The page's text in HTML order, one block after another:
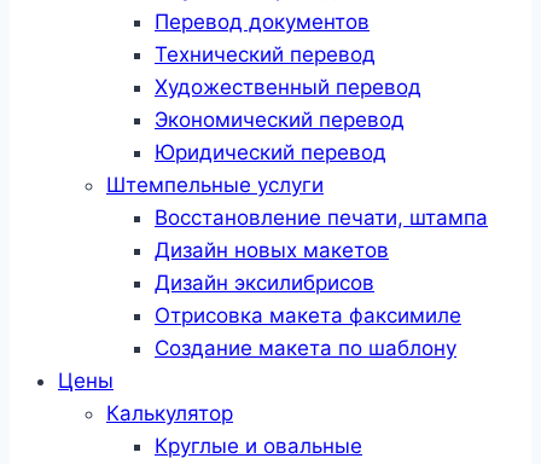
Перевод документов
Технический перевод
Художественный перевод
Экономический перевод
Юридический перевод
Штемпельные услуги
Восстановление печати, штампа
Дизайн новых макетов
Дизайн эксилибрисов
Отрисовка макета факсимиле
Создание макета по шаблону
Цены
Калькулятор
Круглые и овальные